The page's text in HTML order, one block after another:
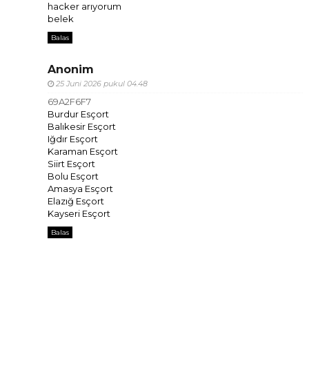
hacker arıyorum
belek
Balas
Anonim
25 Juni 2026 pukul 04.48
69A2F6F7
Burdur Esçort
Balıkesir Esçort
Iğdır Esçort
Karaman Esçort
Siirt Esçort
Bolu Esçort
Amasya Esçort
Elazığ Esçort
Kayseri Esçort
Balas